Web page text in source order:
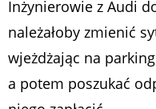
Inżynierowie z Audi
należałoby zmienić
wjeżdżając na
a potem poszukać